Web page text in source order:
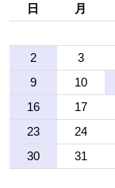
日 月
2
3
9
10
16
17
23
24
30
31